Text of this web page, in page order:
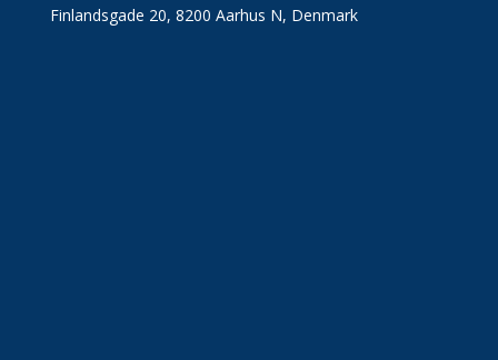
Finlandsgade 20, 8200 Aarhus N, Denmark